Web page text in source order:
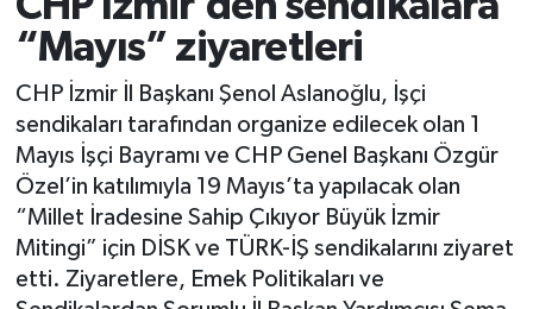
“Mayıs” ziyaretleri
CHP İzmir İl Başkanı Şenol Aslanoğlu, İşçi
sendikaları tarafından organize edilecek olan 1
Mayıs İşçi Bayramı ve CHP Genel Başkanı Özgür
Özel’in katılımıyla 19 Mayıs’ta yapılacak olan
“Millet İradesine Sahip Çıkıyor Büyük İzmir
Mitingi” için DİSK ve TÜRK-İŞ sendikalarını ziyaret
etti. Ziyaretlere, Emek Politikaları ve
Spor
Ekonomi
Sağlık
Magazin
Kültür Sanat
Tüm Manşetler
Son Dakika Haberleri
Haber Arşivi